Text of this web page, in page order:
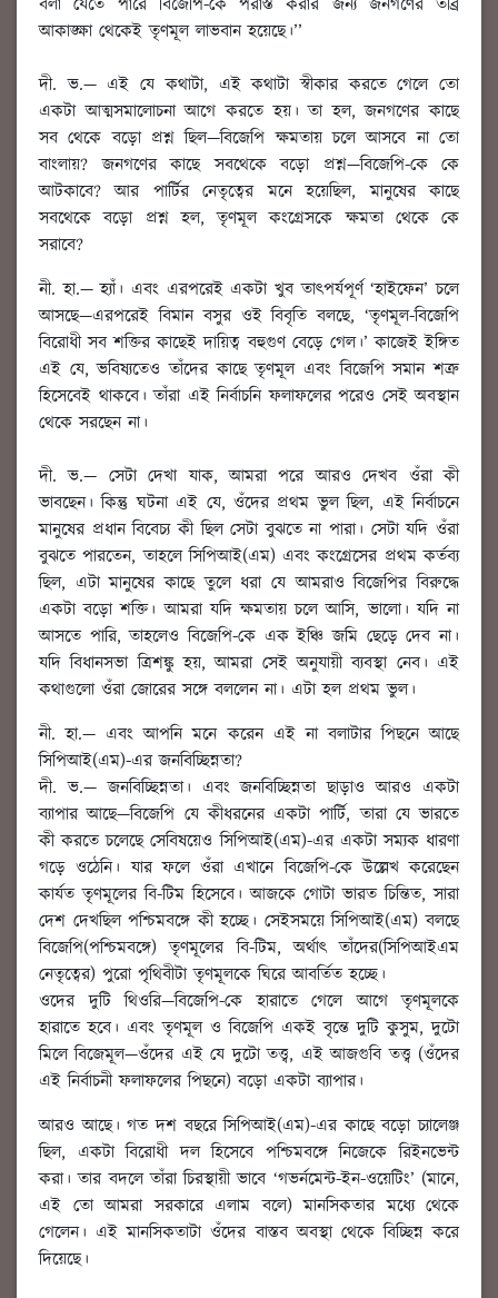
আকাঙ্ক্ষা থেকেই তৃণমূল লাভবান হয়েছে।’’
দী. ভ.— এই যে কথাটা, এই কথাটা স্বীকার করতে গেলে তো
একটা আত্মসমালোচনা আগে করতে হয়। তা হল, জনগণের কাছে
সব থেকে বড়ো প্রশ্ন ছিল—বিজেপি ক্ষমতায় চলে আসবে না তো
বাংলায়? জনগণের কাছে সবথেকে বড়ো প্রশ্ন—বিজেপি-কে কে
আটকাবে? আর পার্টির নেতৃত্বের মনে হয়েছিল, মানুষের কাছে
সবথেকে বড়ো প্রশ্ন হল, তৃণমূল কংগ্রেসকে ক্ষমতা থেকে কে
সরাবে?
নী. হা.—হ্যাঁ। এবং এরপরেই একটা খুব তাৎপর্যপূর্ণ‘হাইফেন’ চলে
আসছে—এরপরেই বিমান বসুর ওই বিবৃতি বলছে, ‘তৃণমূল-বিজেপি
বিরোধী সব শক্তির কাছেই দায়িত্ব বহুগুণ বেড়ে গেল।’ কাজেই ইঙ্গিত
এই যে, ভবিষ্যতেও তাঁদের কাছে তৃণমূল এবং বিজেপি সমান শত্রু
হিসেবেই থাকবে। তাঁরা এই নির্বাচনি ফলাফলের পরেও সেই অবস্থান
থেকে সরছেন না।
দী. ভ.— সেটা দেখা যাক, আমরা পরে আরও দেখব ওঁরা কী
ভাবছেন। কিন্তু ঘটনা এই যে, ওঁদের প্রথম ভুল ছিল, এই নির্বাচনে
মানুষের প্রধান বিবেচ্য কী ছিল সেটা বুঝতে না পারা। সেটা যদি ওঁরা
বুঝতে পারতেন, তাহলে সিপিআই(এম) এবং কংগ্রেসের প্রথম কর্তব্য
ছিল, এটা মানুষের কাছে তুলে ধরা যে আমরাও বিজেপির বিরুদ্ধে
একটা বড়ো শক্তি। আমরা যদি ক্ষমতায় চলে আসি, ভালো। যদি না
আসতে পারি, তাহলেও বিজেপি-কে এক ইঞ্চি জমি ছেড়ে দেব না।
যদি বিধানসভা ত্রিশঙ্কু হয়, আমরা সেই অনুযায়ী ব্যবস্থা নেব। এই
কথাগুলো ওঁরা জোরের সঙ্গে বললেন না। এটা হল প্রথম ভুল।
নী. হা.—এবং আপনি মনে করেন এই না বলাটার পিছনে আছে
সিপিআই(এম)-এর জনবিচ্ছিন্নতা?
দী. ভ.— জনবিচ্ছিন্নতা। এবং জনবিচ্ছিন্নতা ছাড়াও আরও একটা
ব্যাপার আছে—বিজেপি যে কীধরনের একটা পার্টি, তারা যে ভারতে
কী করতে চলেছে সেবিষয়েও সিপিআই(এম)-এর একটা সম্যক ধারণা
গড়ে ওঠেনি। যার ফলে ওঁরা এখানে বিজেপি-কে উল্লেখ করেছেন
কার্যত তৃণমূলের বি-টিম হিসেবে। আজকে গোটা ভারত চিন্তিত, সারা
দেশ দেখছিল পশ্চিমবঙ্গে কী হচ্ছে। সেইসময়ে সিপিআই(এম) বলছে
বিজেপি(পশ্চিমবঙ্গে) তৃণমূলের বি-টিম, অর্থাৎ তাঁদের(সিপিআইএম
নেতৃত্বের) পুরো পৃথিবীটা তৃণমূলকে ঘিরে আবর্তিত হচ্ছে।
ওদের দুটি থিওরি—বিজেপি-কে হারাতে গেলে আগে তৃণমূলকে
হারাতে হবে। এবং তৃণমূল ও বিজেপি একই বৃন্তে দুটি কুসুম, দুটো
মিলে বিজেমূল—ওঁদের এই যে দুটো তত্ত্ব, এই আজগুবি তত্ত্ব (ওঁদের
এই নির্বাচনী ফলাফলের পিছনে) বড়ো একটা ব্যাপার।
আরও আছে। গত দশ বছরে সিপিআই(এম)-এর কাছে বড়ো চ্যালেঞ্জ
ছিল, একটা বিরোধী দল হিসেবে পশ্চিমবঙ্গে নিজেকে রিইনভেন্ট
করা। তার বদলে তাঁরা চিরস্থায়ী ভাবে ‘গভর্নমেন্ট-ইন-ওয়েটিং’ (মানে,
এই তো আমরা সরকারে এলাম বলে) মানসিকতার মধ্যে থেকে
গেলেন। এই মানসিকতাটা ওঁদের বাস্তব অবস্থা থেকে বিচ্ছিন্ন করে
দিয়েছে।